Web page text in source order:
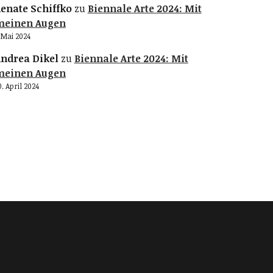
Schiffkozu Biennale Arte 2024: Mit
Augen
Mai 2024
Dikelzu Biennale Arte 2024: Mit
Augen
April 2024